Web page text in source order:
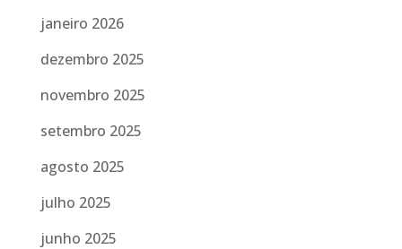
janeiro 2026
dezembro 2025
novembro 2025
setembro 2025
agosto 2025
julho 2025
junho 2025